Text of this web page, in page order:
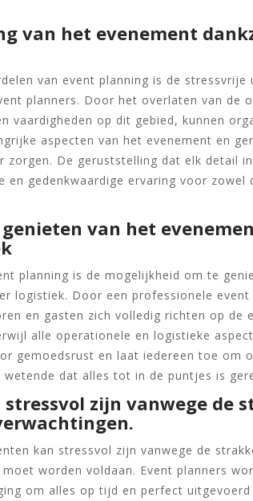
van het evenement
van event planning is de stressvrije
planners. Door het overlaten van de
vaardigheden op dit gebied, kunnen
aspecten van het evenement en
zorgen. De geruststelling dat elk detail
en gedenkwaardige ervaring voor zowel
van het
planning is de mogelijkheid om te
logistiek. Door een professionele event
en gasten zich volledig richten op de
alle operationele en logistieke
gemoedsrust en laat iedereen toe om
dat alles tot in de puntjes is
zijn vanwege de
kan stressvol zijn vanwege de
worden voldaan. Event planners
om alles op tijd en perfect